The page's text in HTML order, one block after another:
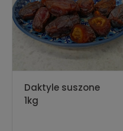
Daktyle suszone
1kg